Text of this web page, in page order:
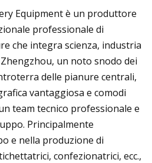
Equipment è un produttore
professionale di
che integra scienza, industria
un noto snodo dei
delle pianure centrali,
vantaggiosa e comodi
team tecnico professionale e
Principalmente
e nella produzione di
confezionatrici, ecc.,